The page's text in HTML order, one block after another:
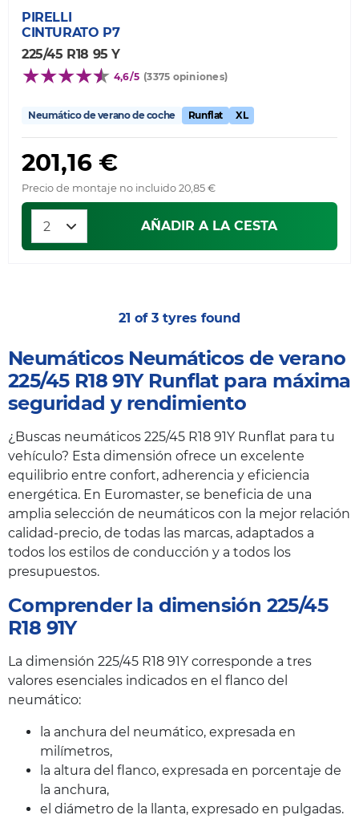
PIRELLI
CINTURATO P7
225/45 R18 95 Y
4,6/5 (3375 opiniones)
Neumático de verano de coche Runflat XL
201,16 €
Precio de montaje no incluido 20,85 €
AÑADIR A LA CESTA
21 of 3 tyres found
Neumáticos Neumáticos de verano
225/45 R18 91Y Runflat para máxima
seguridad y rendimiento
¿Buscas neumáticos 225/45 R18 91Y Runflat para tu
vehículo? Esta dimensión ofrece un excelente
equilibrio entre confort, adherencia y eficiencia
energética. En Euromaster, se beneficia de una
amplia selección de neumáticos con la mejor relación
calidad-precio, de todas las marcas, adaptados a
todos los estilos de conducción y a todos los
presupuestos.
Comprender la dimensión 225/45
R18 91Y
La dimensión 225/45 R18 91Y corresponde a tres
valores esenciales indicados en el flanco del
neumático:
la anchura del neumático, expresada en
milímetros,
la altura del flanco, expresada en porcentaje de
la anchura,
el diámetro de la llanta, expresado en pulgadas.